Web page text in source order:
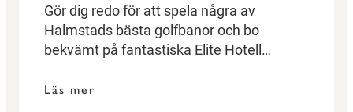
Gör dig redo för att spela några av
Halmstads bästa golfbanor och bo
bekvämt på fantastiska Elite Hotell
Läs mer